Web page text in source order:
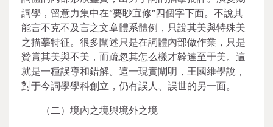
詞學，留意力集中在“要眇宜修”四個字下面。不說其
能言不克不及言之文章體系體例，只說其美與特殊美
之描摹特征。很多闡述只是在詞體內部做作業，只是
贊賞其美與不美，而疏忽其怎么樣才幹達至于美。這
就是一種誤導和錯解。這一現實闡明，王國維學說，
對于今詞學學科創立，仍有誤人、誤世的另一面。
（二）境內之境與境外之境